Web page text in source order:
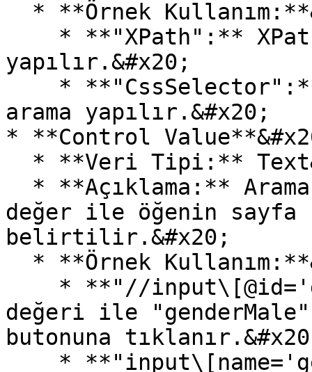
yapılır.&#x20;
arama yapılır.&#x20;
* **Control
değer ile öğenin sayfa
belirtilir.&#x20;
değeri ile
butonuna